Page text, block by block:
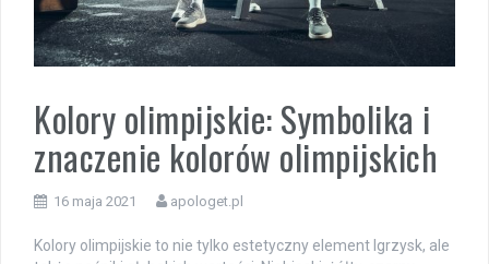
Kolory olimpijskie: Symbolika i
znaczenie kolorów olimpijskich
16 maja 2021 apologet.pl
Kolory olimpijskie to nie tylko estetyczny element Igrzysk, ale